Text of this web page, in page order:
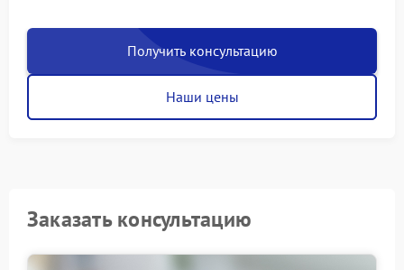
Получить консультацию
Наши цены
Заказать консультацию